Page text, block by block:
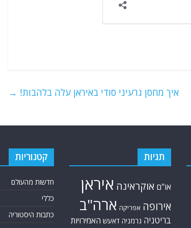
איך מחסן גרעיני סודי באיראן עלה בלהבות! →
תגיות
או"ם אוקראינה איראן
אירופה אפריקה ארה"ב
בריטניה גרמניה דאעש האמירויות
קטגוריות
חדשות מהעולם
כללי
כתבות היסטוריה